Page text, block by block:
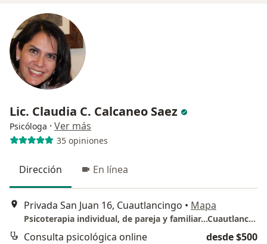
Lic. Claudia C. Calcaneo Saez
Psicóloga · Ver más
35 opiniones
Dirección En línea
Privada San Juan 16, Cuautlancingo • Mapa
Psicoterapia individual, de pareja y familiar...Cuautlancingo, Puebla
Consulta psicológica online
desde $500